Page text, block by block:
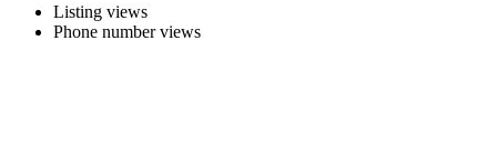
Listing views
Phone number views